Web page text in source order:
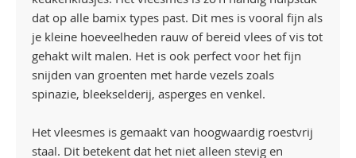
dat op alle bamix types past. Dit mes is vooral fijn als
je kleine hoeveelheden rauw of bereid vlees of vis tot
gehakt wilt malen. Het is ook perfect voor het fijn
snijden van groenten met harde vezels zoals
spinazie, bleekselderij, asperges en venkel.
Het vleesmes is gemaakt van hoogwaardig roestvrij
staal. Dit betekent dat het niet alleen stevig en